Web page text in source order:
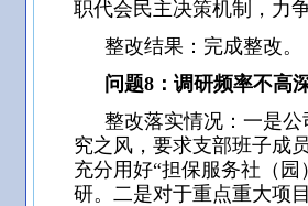
职代会民主决策机制，力
整改结果：完成整改。
问题8：调研频率不高
整改落实情况：一是公
究之风，要求支部班子成
充分用好“担保服务社（
研。二是对于重点重大项